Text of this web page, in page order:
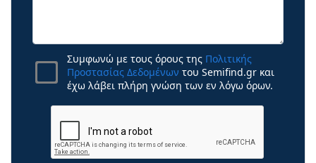
Συμφωνώ με τους όρους της Πολιτικής
Προστασίας Δεδομένων του Semifind.gr και
έχω λάβει πλήρη γνώση των εν λόγω όρων.